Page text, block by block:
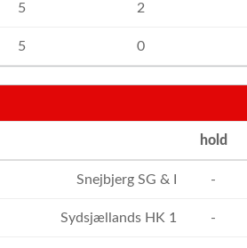
5 2
5 0
hold
Snejbjerg SG & I -
Sydsjællands HK 1 -